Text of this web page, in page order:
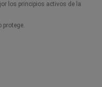
los principios activos de la